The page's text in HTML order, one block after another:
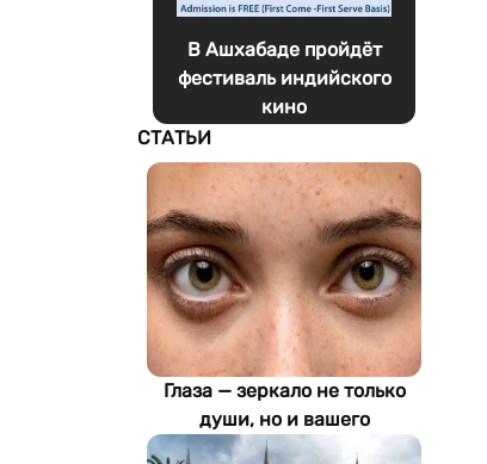
В Ашхабаде пройдёт
фестиваль индийского
кино
СТАТЬИ
Глаза — зеркало не только
души, но и вашего
здоровья: как ИИ находит